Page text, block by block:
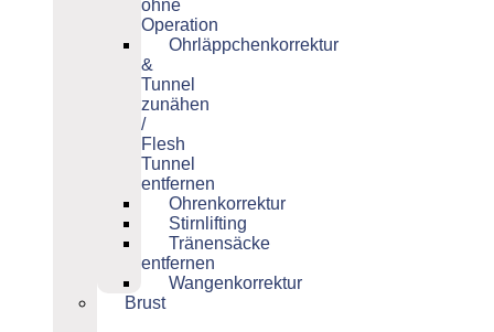
ohne
Operation
Ohrläppchenkorrektur
&
Tunnel
zunähen
/
Flesh
Tunnel
entfernen
Ohrenkorrektur
Stirnlifting
Tränensäcke
entfernen
Wangenkorrektur
Brust